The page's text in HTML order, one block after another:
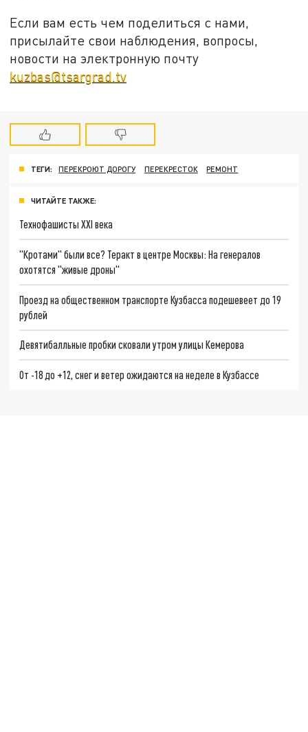
Если вам есть чем поделиться с нами,
присылайте свои наблюдения, вопросы,
новости на электронную почту
kuzbas@tsargrad.tv
ТЕГИ: ПЕРЕКРОЮТ ДОРОГУ ПЕРЕКРЕСТОК РЕМОНТ
ЧИТАЙТЕ ТАКЖЕ:
Технофашисты XXI века
"Кротами" были все? Теракт в центре Москвы: На генералов
охотятся "живые дроны"
Проезд на общественном транспорте Кузбасса подешевеет до 19
рублей
Девятибалльные пробки сковали утром улицы Кемерова
От -18 до +12, снег и ветер ожидаются на неделе в Кузбассе